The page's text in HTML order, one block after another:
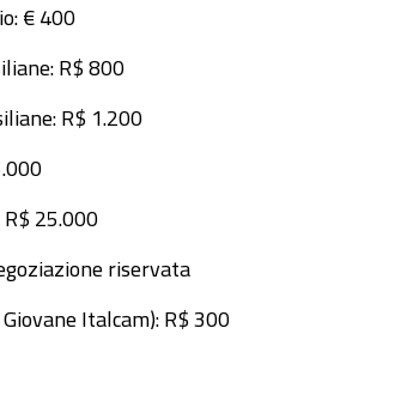
€ 400
R$ 800
R$ 1.200
25.000
riservata
Italcam): R$ 300